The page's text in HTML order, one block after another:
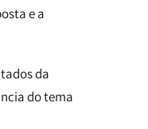
e a
da
do tema